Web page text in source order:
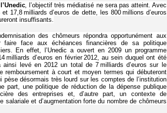
, l’objectif très médiatisé ne sera pas atteint. Avec
17,8 milliards d’euros de dette, les 800 millions d’euros
insuffisants.
des chômeurs répondra opportunément aux
faire face aux échéances financières de sa politique
En effet, l’Unedic a ouvert en 2009 un programme
milliards d’euros en février 2012, au sein duquel ont été
levé en 2012 un total de 7 milliards d’euros sur le
remboursement à court et moyen termes qui débuteront
pèse désormais très lourd sur les comptes de l’institution
part, une politique de réduction de la dépense publique
des entreprises et, d’autre part, un contexte de
et d’augmentation forte du nombre de chômeurs